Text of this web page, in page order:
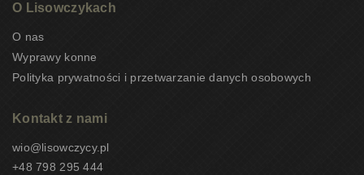
O Lisowczykach
O nas
Wyprawy konne
Polityka prywatności i przetwarzanie danych osobowych
Kontakt z nami
wio@lisowczycy.pl
+48 798 295 444